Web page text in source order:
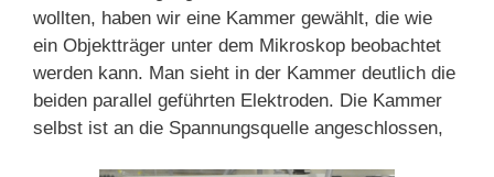
wollten, haben wir eine Kammer gewählt, die wie
ein Objektträger unter dem Mikroskop beobachtet
werden kann. Man sieht in der Kammer deutlich die
beiden parallel geführten Elektroden. Die Kammer
selbst ist an die Spannungsquelle angeschlossen,